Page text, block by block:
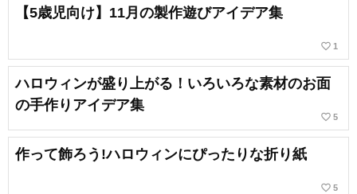
【5歳児向け】11月の製作遊びアイデア集
favorite_border 1
ハロウィンが盛り上がる！いろいろな素材のお面
の手作りアイデア集
favorite_border 5
作って飾ろう!ハロウィンにぴったりな折り紙
favorite_border 5